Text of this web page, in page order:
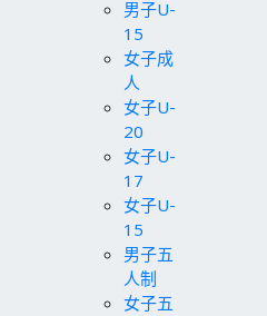
男子U-
15
女子成
人
女子U-
20
女子U-
17
女子U-
15
男子五
人制
女子五